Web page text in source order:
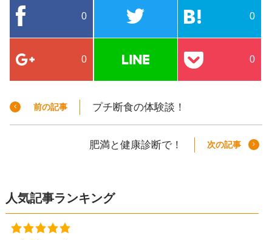
0 0
0 0
前の記事 プチ断食の体験談！
次の記事
肥満と健康診断で！
人気記事ランキング